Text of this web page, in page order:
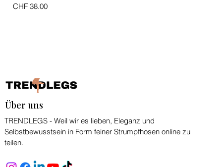
Preis
CHF 38.00
Über uns
TRENDLEGS - Weil wir es lieben, Eleganz und
Selbstbewusstsein in Form feiner Strumpfhosen online zu
teilen.